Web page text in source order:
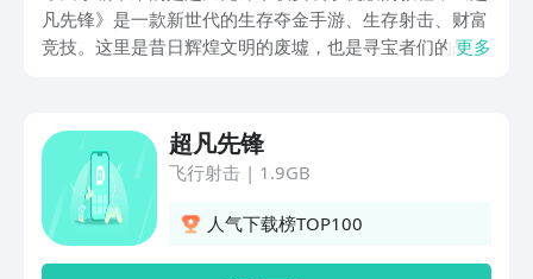
凡先锋》是一款新世代的生存夺金手游、生存射击、财富
竞技。这里是昔日辉煌文明的废墟，也是寻宝者们的战更多
超凡先锋
飞行射击| 1.9GB
人气下载榜TOP100